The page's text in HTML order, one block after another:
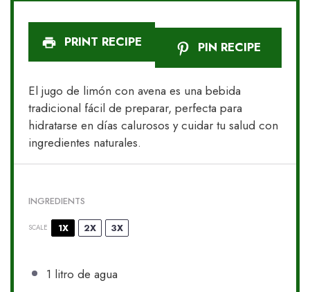
PRINT RECIPE PIN RECIPE
El jugo de limón con avena es una bebida
tradicional fácil de preparar, perfecta para
hidratarse en días calurosos y cuidar tu salud con
ingredientes naturales.
INGREDIENTS
SCALE 1X 2X 3X
1 litro de agua